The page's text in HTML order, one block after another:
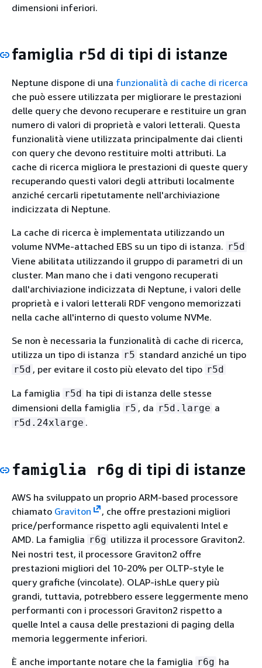
dimensioni inferiori.
famiglia r5d di tipi di istanze
Neptune dispone di una funzionalità di cache di ricerca
che può essere utilizzata per migliorare le prestazioni
delle query che devono recuperare e restituire un gran
numero di valori di proprietà e valori letterali. Questa
funzionalità viene utilizzata principalmente dai clienti
con query che devono restituire molti attributi. La
cache di ricerca migliora le prestazioni di queste query
recuperando questi valori degli attributi localmente
anziché cercarli ripetutamente nell'archiviazione
indicizzata di Neptune.
La cache di ricerca è implementata utilizzando un
volume NVMe-attached EBS su un tipo di istanza. r5d
Viene abilitata utilizzando il gruppo di parametri di un
cluster. Man mano che i dati vengono recuperati
dall'archiviazione indicizzata di Neptune, i valori delle
proprietà e i valori letterali RDF vengono memorizzati
nella cache all'interno di questo volume NVMe.
Se non è necessaria la funzionalità di cache di ricerca,
utilizza un tipo di istanza r5 standard anziché un tipo
r5d , per evitare il costo più elevato del tipo r5d
La famiglia r5d ha tipi di istanza delle stesse
dimensioni della famiglia r5 , da r5d.large a
r5d.24xlarge .
famiglia r6g di tipi di istanze
AWS ha sviluppato un proprio ARM-based processore
chiamato Graviton
, che offre prestazioni migliori
price/performance rispetto agli equivalenti Intel e
AMD. La famiglia r6g utilizza il processore Graviton2.
Nei nostri test, il processore Graviton2 offre
prestazioni migliori del 10-20% per OLTP-style le
query grafiche (vincolate). OLAP-ishLe query più
grandi, tuttavia, potrebbero essere leggermente meno
performanti con i processori Graviton2 rispetto a
quelle Intel a causa delle prestazioni di paging della
memoria leggermente inferiori.
È anche importante notare che la famiglia r6g ha